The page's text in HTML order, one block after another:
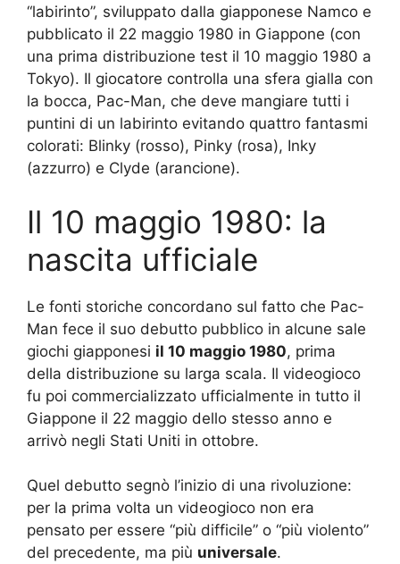
“labirinto”, sviluppato dalla giapponese Namco e
pubblicato il 22 maggio 1980 in Giappone (con
una prima distribuzione test il 10 maggio 1980 a
Tokyo). Il giocatore controlla una sfera gialla con
la bocca, Pac-Man, che deve mangiare tutti i
puntini di un labirinto evitando quattro fantasmi
colorati: Blinky (rosso), Pinky (rosa), Inky
(azzurro) e Clyde (arancione).
Il 10 maggio 1980: la
nascita ufficiale
Le fonti storiche concordano sul fatto che Pac-
Man fece il suo debutto pubblico in alcune sale
giochi giapponesi il 10 maggio 1980, prima
della distribuzione su larga scala. Il videogioco
fu poi commercializzato ufficialmente in tutto il
Giappone il 22 maggio dello stesso anno e
arrivò negli Stati Uniti in ottobre.
Quel debutto segnò l’inizio di una rivoluzione:
per la prima volta un videogioco non era
pensato per essere “più difficile” o “più violento”
del precedente, ma più universale.